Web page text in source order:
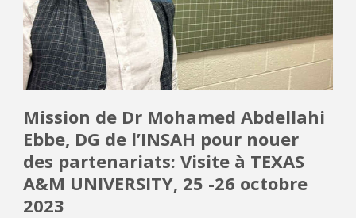
Mission de Dr Mohamed Abdellahi
Ebbe, DG de l’INSAH pour nouer
des partenariats: Visite à TEXAS
A&M UNIVERSITY, 25 -26 octobre
2023